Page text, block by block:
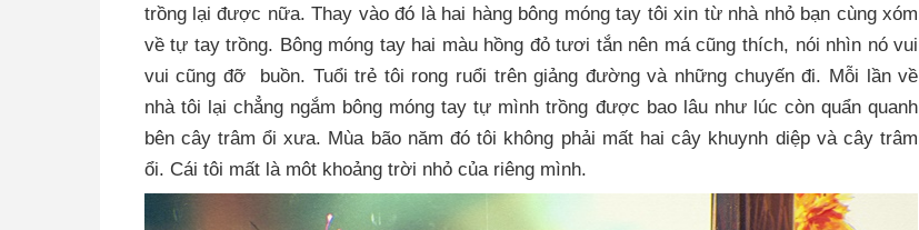
trồng lại được nữa. Thay vào đó là hai hàng bông móng tay tôi xin từ nhà nhỏ bạn cùng xóm
về tự tay trồng. Bông móng tay hai màu hồng đỏ tươi tắn nên má cũng thích, nói nhìn nó vui
vui cũng đỡ buồn. Tuổi trẻ tôi rong ruổi trên giảng đường và những chuyến đi. Mỗi lần về
nhà tôi lại chẳng ngắm bông móng tay tự mình trồng được bao lâu như lúc còn quẩn quanh
bên cây trâm ổi xưa. Mùa bão năm đó tôi không phải mất hai cây khuynh diệp và cây trâm
ổi. Cái tôi mất là môt khoảng trời nhỏ của riêng mình.